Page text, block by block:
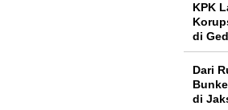
KPK
di
Dari
di